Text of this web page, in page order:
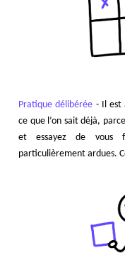
Pratique délibérée - Il est
ce que l’on sait déjà,
et essayez de vous
particulièrement ardues.